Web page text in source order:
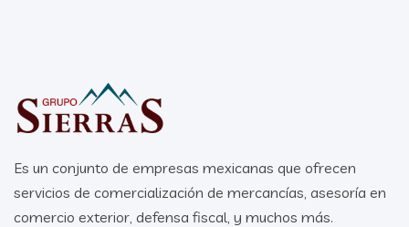
Es un conjunto de empresas mexicanas que ofrecen
servicios de comercialización de mercancías, asesoría en
comercio exterior, defensa fiscal, y muchos más.